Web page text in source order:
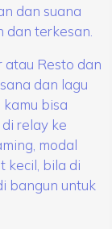
dan suana
terkesan.
atau Resto dan
dan lagu
kamu bisa
relay ke
modal
kecil, bila di
bangun untuk